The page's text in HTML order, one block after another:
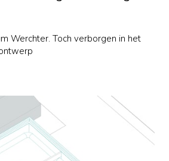
Werchter. Toch verborgen in het